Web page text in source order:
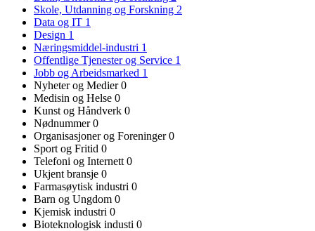
Skole, Utdanning og Forskning 2
Data og IT 1
Design 1
Næringsmiddel-industri 1
Offentlige Tjenester og Service 1
Jobb og Arbeidsmarked 1
Nyheter og Medier0
Medisin og Helse 0
Kunst og Håndverk 0
Nødnummer0
Organisasjoner og Foreninger0
Sport og Fritid 0
Telefoni og Internett 0
Ukjent bransje 0
Farmasøytisk industri 0
Barn og Ungdom 0
Kjemisk industri 0
Bioteknologisk industi 0